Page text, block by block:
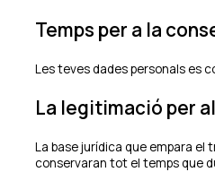
Temps per a la
Les teves dades personals es
La legitimació per
La base jurídica que empara
conservaran tot el temps que